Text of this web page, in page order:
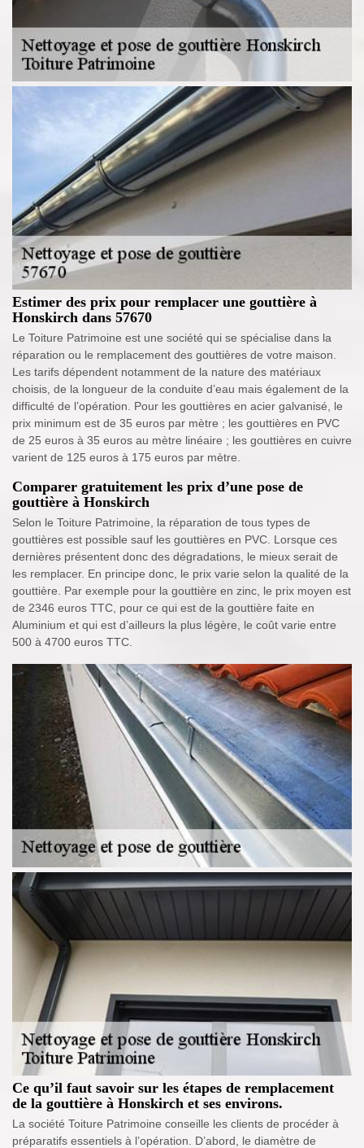
Estimer des prix pour remplacer une gouttière à
Honskirch dans 57670
Le Toiture Patrimoine est une société qui se spécialise dans la
réparation ou le remplacement des gouttières de votre maison.
Les tarifs dépendent notamment de la nature des matériaux
choisis, de la longueur de la conduite d’eau mais également de la
difficulté de l’opération. Pour les gouttières en acier galvanisé, le
prix minimum est de 35 euros par mètre ; les gouttières en PVC
de 25 euros à 35 euros au mètre linéaire ; les gouttières en cuivre
varient de 125 euros à 175 euros par mètre.
Comparer gratuitement les prix d’une pose de
gouttière à Honskirch
Selon le Toiture Patrimoine, la réparation de tous types de
gouttières est possible sauf les gouttières en PVC. Lorsque ces
dernières présentent donc des dégradations, le mieux serait de
les remplacer. En principe donc, le prix varie selon la qualité de la
gouttière. Par exemple pour la gouttière en zinc, le prix moyen est
de 2346 euros TTC, pour ce qui est de la gouttière faite en
Aluminium et qui est d’ailleurs la plus légère, le coût varie entre
500 à 4700 euros TTC.
Ce qu’il faut savoir sur les étapes de remplacement
de la gouttière à Honskirch et ses environs.
La société Toiture Patrimoine conseille les clients de procéder à
préparatifs essentiels à l’opération. D’abord, le diamètre de